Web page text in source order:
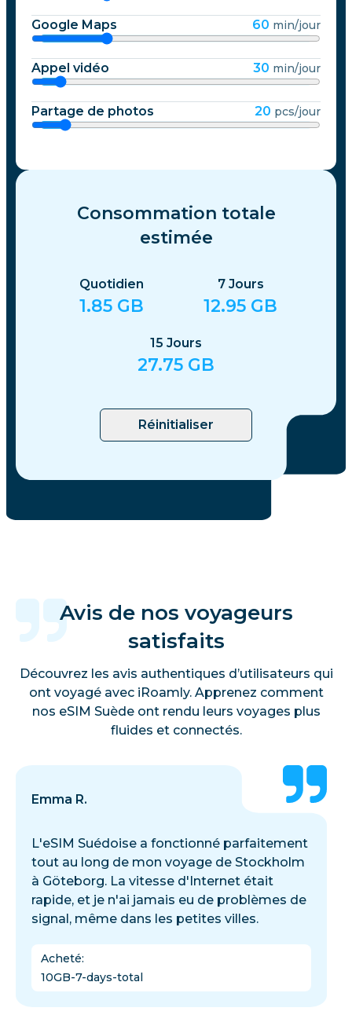
Google Maps 60 min/jour
Appel vidéo 30 min/jour
Partage de photos 20 pcs/jour
Consommation totale
estimée
Quotidien
1.85 GB
7 Jours
12.95 GB
15 Jours
27.75 GB
Réinitialiser
Avis de nos voyageurs
satisfaits
Découvrez les avis authentiques d’utilisateurs qui
ont voyagé avec iRoamly. Apprenez comment
nos eSIM Suède ont rendu leurs voyages plus
fluides et connectés.
Emma R.
L'eSIM Suédoise a fonctionné parfaitement
tout au long de mon voyage de Stockholm
à Göteborg. La vitesse d'Internet était
rapide, et je n'ai jamais eu de problèmes de
signal, même dans les petites villes.
Acheté:
10GB-7-days-total